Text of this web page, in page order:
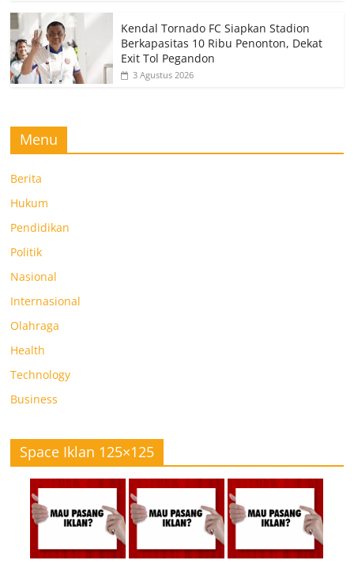
Kendal Tornado FC Siapkan Stadion
Berkapasitas 10 Ribu Penonton, Dekat
Exit Tol Pegandon
3 Agustus 2026
Menu
Berita
Hukum
Pendidikan
Politik
Nasional
Internasional
Olahraga
Health
Technology
Business
Space Iklan 125×125